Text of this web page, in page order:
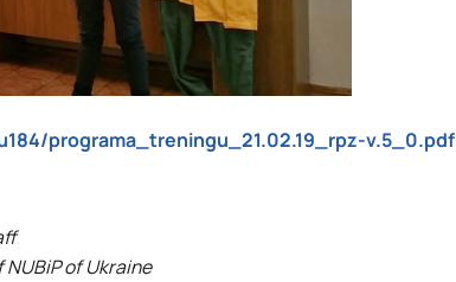
programa_treningu_21.02.19_rpz-v.5_0.pdf
of Ukraine